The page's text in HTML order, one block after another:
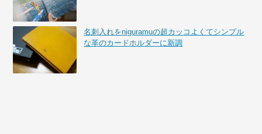
名刺入れをniguramuの超カッコよくてシンプル
な革のカードホルダーに新調